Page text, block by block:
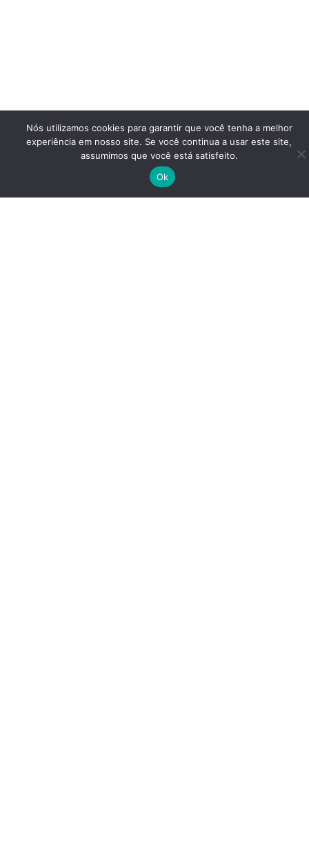
Nós utilizamos cookies para garantir que você tenha a melhor
experiência em nosso site. Se você continua a usar este site,
assumimos que você está satisfeito.
Ok